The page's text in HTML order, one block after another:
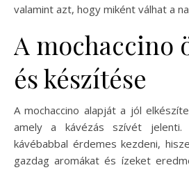
valamint azt, hogy miként válhat a
A mochaccino
és készítése
A mochaccino alapját a jól
amely a kávézás szívét jelenti.
kávébabbal érdemes kezdeni,
gazdag aromákat és ízeket